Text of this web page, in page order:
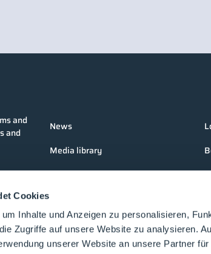
Cookies
Inhalte und Anzeigen zu personalisieren,
Zugriffe auf unsere Website zu analysieren.
unserer Website an unsere Partner
and
and
News
Media library
Companies
Events
Lectures